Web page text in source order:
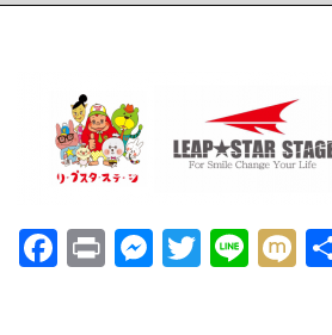
F Pr M T Li M